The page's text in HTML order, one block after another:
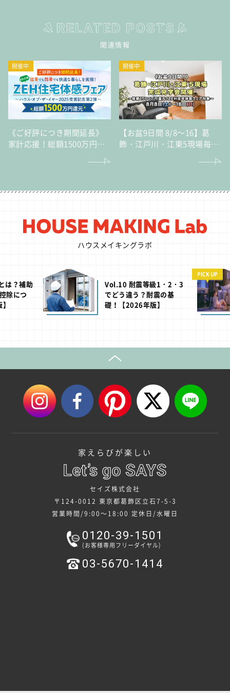
関連情報
開催中
《ご好評につき期間延長》
家計応援！総額1500万円還
ブ・ザ・イヤー2025受賞記
開催中
【お盆9日間 8/8～16】葛
飾・江戸川・江東5現場毎日
完成見学会～総額1500万円
ハウスメイキングラボ
は？補助
除につ
Vol.10 耐震等級1・2・3
でどう違う？耐震の基
礎！【2026年版】
家えらびが楽しい
セイズ株式会社
〒124-0012 東京都葛飾区立石7-5-3
営業時間/9:00～18:00 定休日/水曜日
0120-39-1501
(お客様専用フリーダイヤル)
03-5670-1414